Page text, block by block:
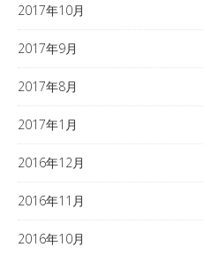
2017年10月
2017年9月
2017年8月
2017年1月
2016年12月
2016年11月
2016年10月